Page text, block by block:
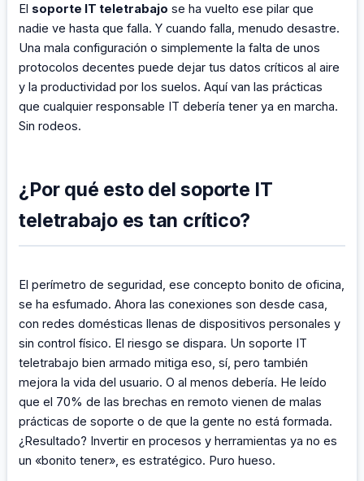
El soporte IT teletrabajo se ha vuelto ese pilar que
nadie ve hasta que falla. Y cuando falla, menudo desastre.
Una mala configuración o simplemente la falta de unos
protocolos decentes puede dejar tus datos críticos al aire
y la productividad por los suelos. Aquí van las prácticas
que cualquier responsable IT debería tener ya en marcha.
Sin rodeos.
¿Por qué esto del soporte IT
teletrabajo es tan crítico?
El perímetro de seguridad, ese concepto bonito de oficina,
se ha esfumado. Ahora las conexiones son desde casa,
con redes domésticas llenas de dispositivos personales y
sin control físico. El riesgo se dispara. Un soporte IT
teletrabajo bien armado mitiga eso, sí, pero también
mejora la vida del usuario. O al menos debería. He leído
que el 70% de las brechas en remoto vienen de malas
prácticas de soporte o de que la gente no está formada.
¿Resultado? Invertir en procesos y herramientas ya no es
un «bonito tener», es estratégico. Puro hueso.